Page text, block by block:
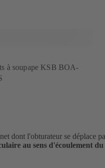
à soupape KSB BOA-
dont l'obturateur se déplace
au sens d'écoulement du